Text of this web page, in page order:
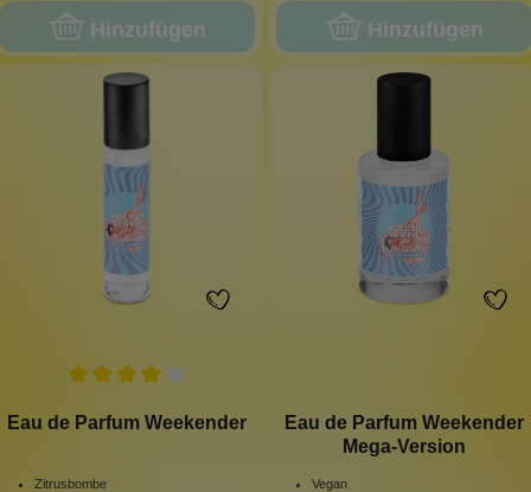
Hinzufügen Hinzufügen
Eau de Parfum Weekender
Zitrusbombe
Eau de Parfum Weekender
Mega-Version
Vegan